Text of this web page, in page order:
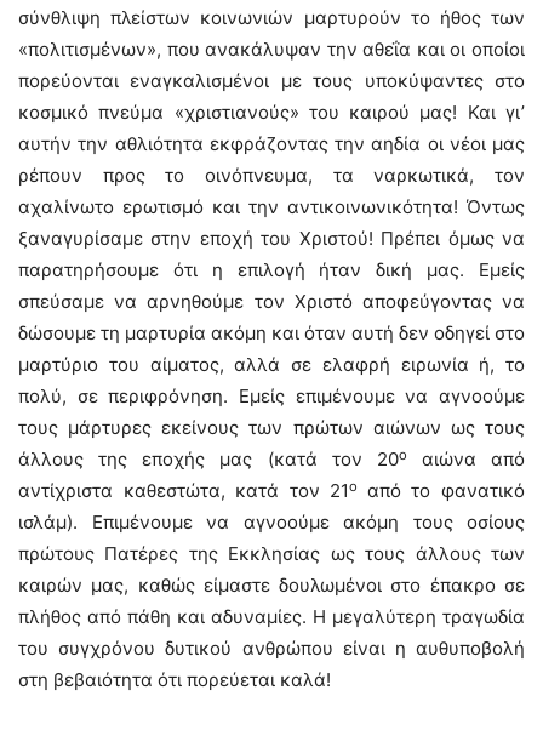
σύνθλιψη πλείστων κοινωνιών μαρτυρούν το ήθος των
«πολιτισμένων», που ανακάλυψαν την αθεΐα και οι οποίοι
πορεύονται εναγκαλισμένοι με τους υποκύψαντες στο
κοσμικό πνεύμα «χριστιανούς» του καιρού μας! Και γι’
αυτήν την αθλιότητα εκφράζοντας την αηδία οι νέοι μας
ρέπουν προς το οινόπνευμα, τα ναρκωτικά, τον
αχαλίνωτο ερωτισμό και την αντικοινωνικότητα! Όντως
ξαναγυρίσαμε στην εποχή του Χριστού! Πρέπει όμως να
παρατηρήσουμε ότι η επιλογή ήταν δική μας. Εμείς
σπεύσαμε να αρνηθούμε τον Χριστό αποφεύγοντας να
δώσουμε τη μαρτυρία ακόμη και όταν αυτή δεν οδηγεί στο
μαρτύριο του αίματος, αλλά σε ελαφρή ειρωνία ή, το
πολύ, σε περιφρόνηση. Εμείς επιμένουμε να αγνοούμε
τους μάρτυρες εκείνους των πρώτων αιώνων ως τους
άλλους της εποχής μας (κατά τον 20ο
αιώνα από
αντίχριστα καθεστώτα, κατά τον 21ο από το φανατικό
ισλάμ). Επιμένουμε να αγνοούμε ακόμη τους οσίους
πρώτους Πατέρες της Εκκλησίας ως τους άλλους των
καιρών μας, καθώς είμαστε δουλωμένοι στο έπακρο σε
πλήθος από πάθη και αδυναμίες. Η μεγαλύτερη τραγωδία
του συγχρόνου δυτικού ανθρώπου είναι η αυθυποβολή
στη βεβαιότητα ότι πορεύεται καλά!